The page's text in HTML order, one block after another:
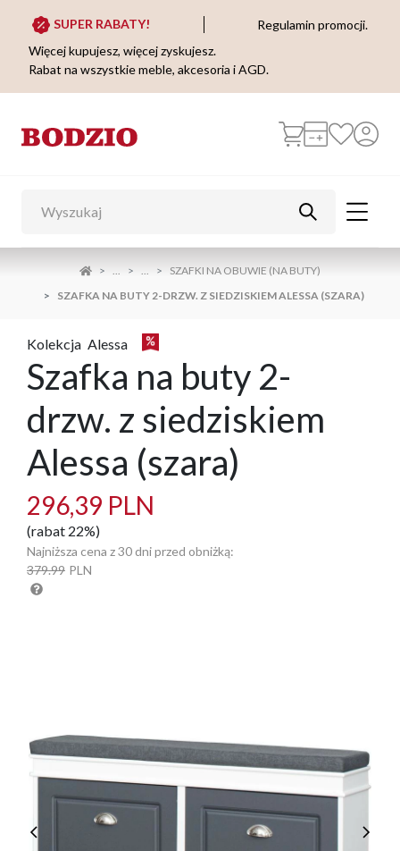
SUPER RABATY!
Regulamin promocji.
Więcej kupujesz, więcej zyskujesz.
Rabat na wszystkie meble, akcesoria i AGD.
... ...
SZAFKI NA OBUWIE (NA BUTY)
SZAFKA NA BUTY 2-DRZW. Z SIEDZISKIEM ALESSA (SZARA)
Kolekcja Alessa
Szafka na buty 2-
drzw. z siedziskiem
Alessa (szara)
296,39 PLN
(rabat 22%)
Najniższa cena z 30 dni przed obniżką:
379.99 PLN